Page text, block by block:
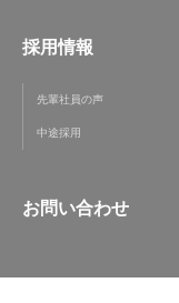
採用情報
先輩社員の声
中途採用
お問い合わせ